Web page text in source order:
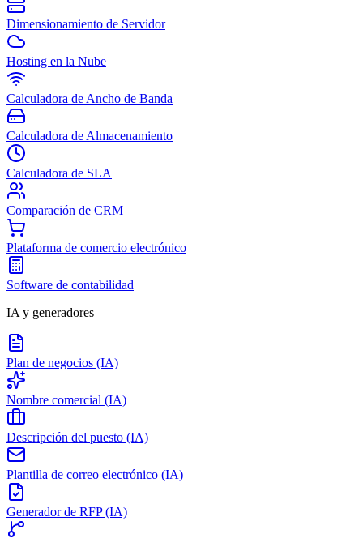
Dimensionamiento de Servidor
Hosting en la Nube
Calculadora de Ancho de Banda
Calculadora de Almacenamiento
Calculadora de SLA
Comparación de CRM
Plataforma de comercio electrónico
Software de contabilidad
IA y generadores
Plan de negocios (IA)
Nombre comercial (IA)
Descripción del puesto (IA)
Plantilla de correo electrónico (IA)
Generador de RFP (IA)